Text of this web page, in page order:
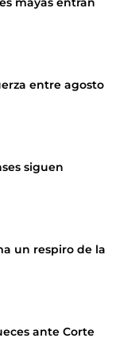
entre agosto
siguen
un respiro de la
ante Corte